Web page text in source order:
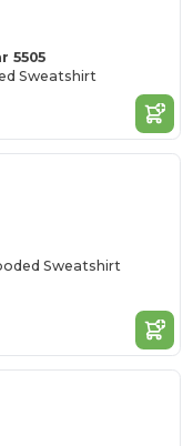
5505
Sweatshirt
Sweatshirt